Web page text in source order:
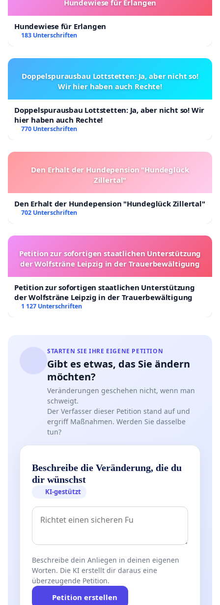
Hundewiese für Erlangen
Hundewiese für Erlangen
183 Unterschriften
Doppelspurausbau Lottstetten: Ja, aber nicht so!
Wir hier haben auch Rechte!
Doppelspurausbau Lottstetten: Ja, aber nicht so! Wir
hier haben auch Rechte!
770 Unterschriften
Den Erhalt der Hundepension "Hundeglück
Zillertal"
Den Erhalt der Hundepension "Hundeglück Zillertal"
702 Unterschriften
Petition zur sofortigen staatlichen Unterstützung
der Wolfsträne Leipzig in der Trauerbewältigung
Petition zur sofortigen staatlichen Unterstützung
der Wolfsträne Leipzig in der Trauerbewältigung
1 127 Unterschriften
STARTEN SIE IHRE EIGENE PETITION
Gibt es etwas, das Sie ändern
möchten?
Veränderungen geschehen nicht, wenn man
schweigt.
Der Verfasser dieser Petition stand auf und
ergriff Maßnahmen. Werden Sie dasselbe
tun?
Beschreibe die Veränderung, die du
dir wünschst
KI-gestützt
Beschreibe dein Anliegen in deinen eigenen
Worten. Die KI erstellt dir daraus eine
überzeugende Petition.
Petition erstellen